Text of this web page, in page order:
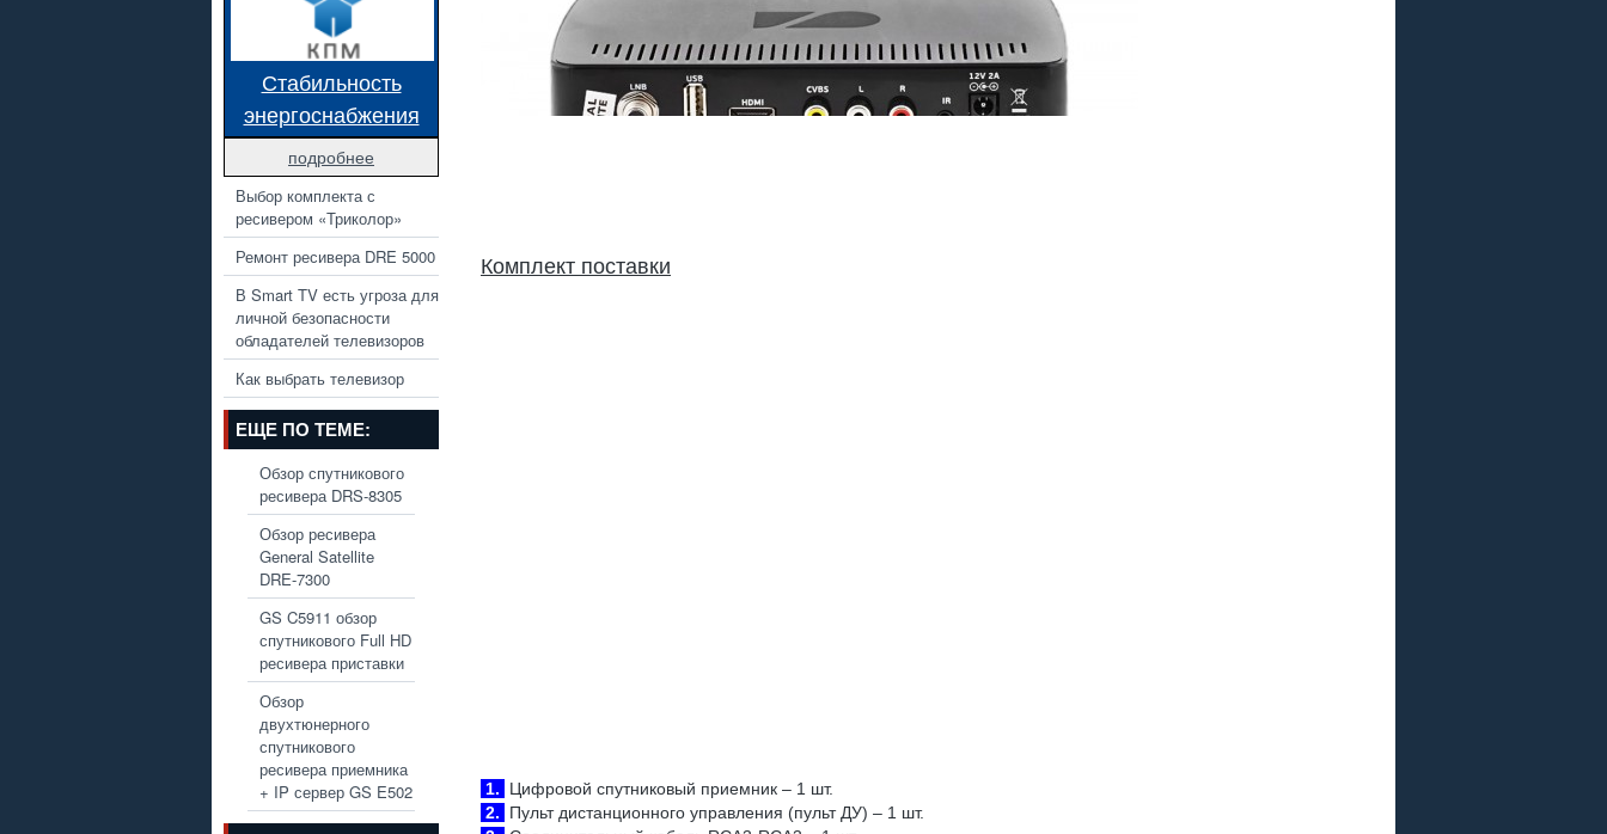
Стабильность
энергоснабжения
подробнее
Выбор комплекта с
ресивером «Триколор»
Ремонт ресивера DRE 5000
В Smart TV есть угроза для
личной безопасности
обладателей телевизоров
Как выбрать телевизор
ЕЩЕ ПО ТЕМЕ:
Обзор спутникового
ресивера DRS-8305
Обзор ресивера
General Satellite
DRE-7300
GS C5911 обзор
спутникового Full HD
ресивера приставки
Обзор
двухтюнерного
спутникового
ресивера приемника
+ IP сервер GS E502
Комплект поставки
1.
Цифровой спутниковый приемник – 1 шт.
2.
Пульт дистанционного управления (пульт ДУ) – 1 шт.